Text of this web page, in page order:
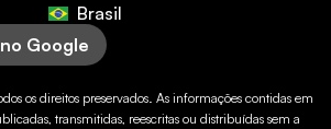
Brasil
Google
os direitos preservados. As informações contidas em
transmitidas, reescritas ou distribuídas sem a